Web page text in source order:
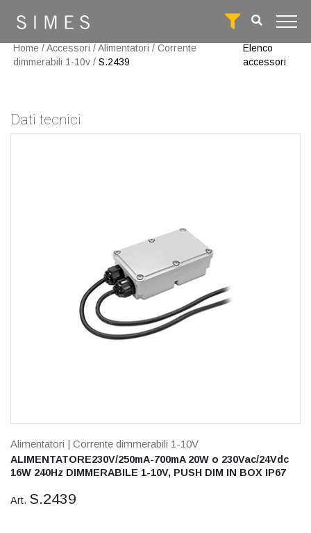
Home /Accessori /Alimentatori / Corrente
dimmerabili 1-10v / S.2439
Elenco
accessori
Dati tecnici
Alimentatori | Corrente dimmerabili 1-10V
ALIMENTATORE230V/250mA-700mA 20W o 230Vac/24Vdc
16W 240Hz DIMMERABILE 1-10V, PUSH DIM IN BOX IP67
Art. S.2439